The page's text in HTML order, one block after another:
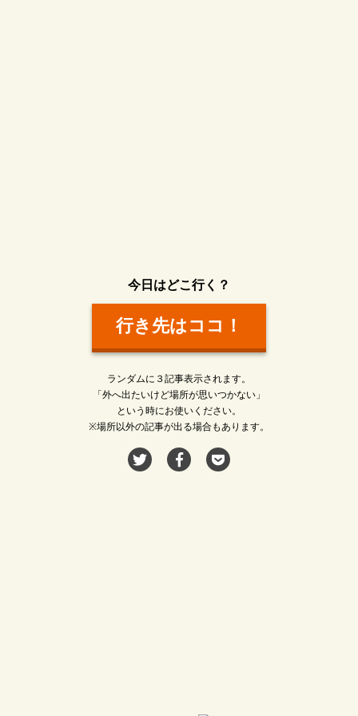
今日はどこ行く？
行き先はココ！
ランダムに３記事表示されます。
「外へ出たいけど場所が思いつかない」
という時にお使いください。
※場所以外の記事が出る場合もあります。